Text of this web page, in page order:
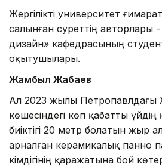
Жергілікті университет
салынған суреттің авторлары
дизайн» кафедрасының
оқытушылары.
Жамбыл Жабаев
Ал 2023 жылы Петропавлдағы
көшесіндегі көп қабатты
биіктігі 20 метр болатын жыр
арналған керамикалық панно
әкімдігінің қаражатына бой